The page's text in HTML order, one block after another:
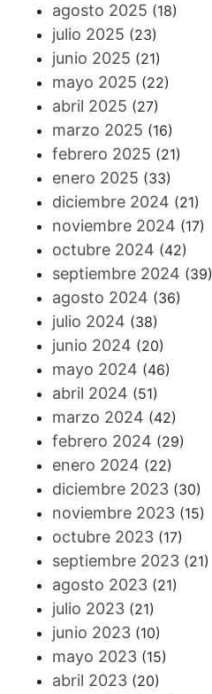
agosto 2025 (18)
julio 2025 (23)
junio 2025 (21)
mayo 2025 (22)
abril 2025 (27)
marzo 2025 (16)
febrero 2025 (21)
enero 2025 (33)
diciembre 2024 (21)
noviembre 2024 (17)
octubre 2024 (42)
septiembre 2024 (39)
agosto 2024 (36)
julio 2024 (38)
junio 2024 (20)
mayo 2024 (46)
abril 2024 (51)
marzo 2024 (42)
febrero 2024 (29)
enero 2024 (22)
diciembre 2023(30)
noviembre 2023(15)
octubre 2023(17)
septiembre 2023(21)
agosto 2023(21)
julio 2023(21)
junio 2023(10)
mayo 2023(15)
abril 2023(20)